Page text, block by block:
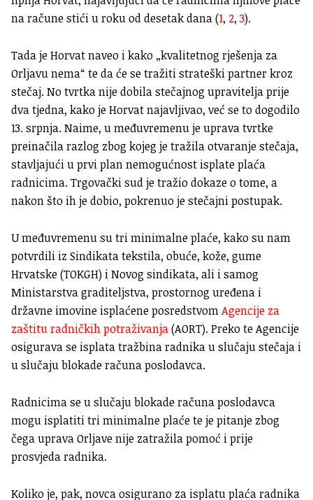
na račune stići u roku od desetak dana (1, 2, 3).
Tada je Horvat naveo i kako „kvalitetnog rješenja za
Orljavu nema“ te da će se tražiti strateški partner kroz
stečaj. No tvrtka nije dobila stečajnog upravitelja prije
dva tjedna, kako je Horvat najavljivao, već se to dogodilo
13. srpnja. Naime, u međuvremenu je uprava tvrtke
preinačila razlog zbog kojeg je tražila otvaranje stečaja,
stavljajući u prvi plan nemogućnost isplate plaća
radnicima. Trgovački sud je tražio dokaze o tome, a
nakon što ih je dobio, pokrenuo je stečajni postupak.
U međuvremenu su tri minimalne plaće, kako su nam
potvrdili iz Sindikata tekstila, obuće, kože, gume
Hrvatske (TOKGH) i Novog sindikata, ali i samog
Ministarstva graditeljstva, prostornog uređena i
državne imovine isplaćene posredstvomAgencije za
zaštitu radničkih potraživanja(AORT). Preko te Agencije
osigurava se isplata tražbina radnika u slučaju stečaja i
u slučaju blokade računa poslodavca.
Radnicima se u slučaju blokade računa poslodavca
mogu isplatiti tri minimalne plaće te je pitanje zbog
čega uprava Orljave nije zatražila pomoć i prije
prosvjeda radnika.
Koliko je, pak, novca osigurano za isplatu plaća radnika